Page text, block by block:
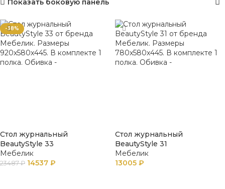
Показать боковую панель
-38%
Стол журнальный
BeautyStyle 33
Мебелик
23487₽ 14537 ₽
Стол журнальный
BeautyStyle 31
Мебелик
13005 ₽